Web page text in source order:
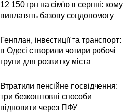
12 150 грн на сім'ю в серпні: кому
виплатять базову соцдопомогу
Генплан, інвестиції та транспорт:
в Одесі створили чотири робочі
групи для розвитку міста
Втратили пенсійне посвідчення:
три безкоштовні способи
відновити через ПФУ